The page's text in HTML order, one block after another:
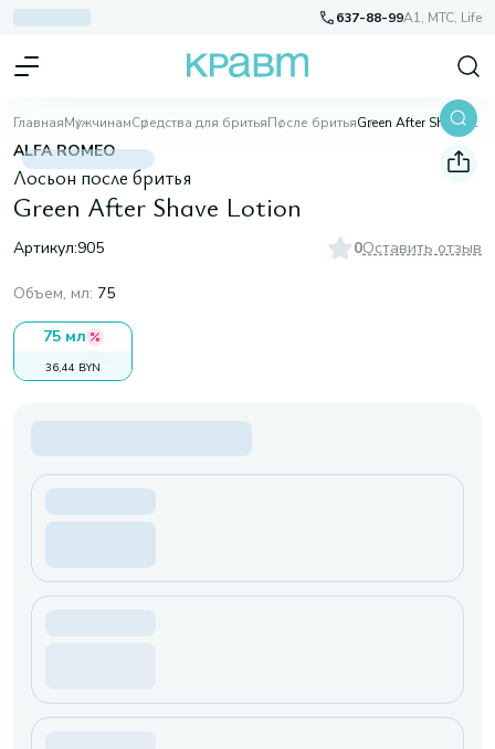
637-88-99A1, МТС, Life
ГлавнаяМужчинамСредства для бритьяПосле бритья Green After Shave Lotion
ALFA ROMEO
Лосьон после бритья
Green After Shave Lotion
Артикул:905 0Оставить отзыв
Объем, мл: 75
75 мл
36,44 BYN